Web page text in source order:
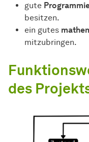
gute
besitzen.
ein gutes
mitzubringen.
des